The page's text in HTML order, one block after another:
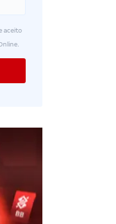
aceito